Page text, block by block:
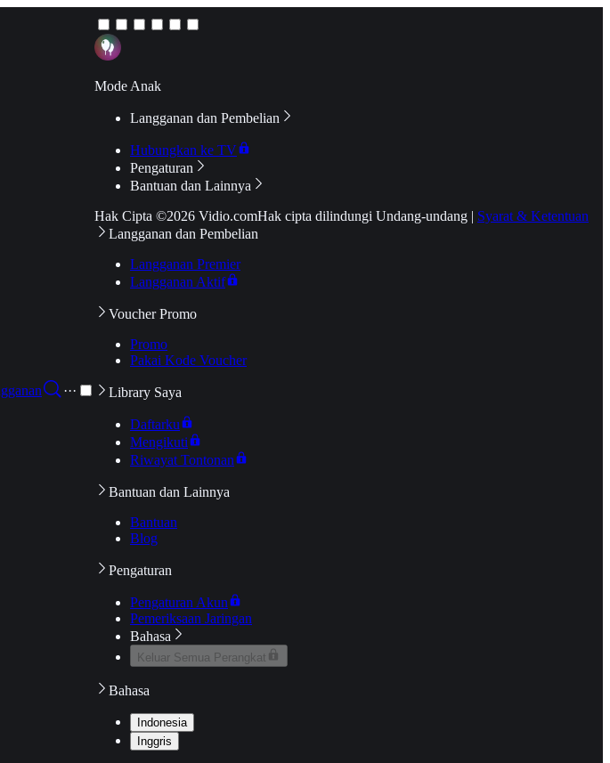
···
Mode Anak
Langganan dan Pembelian
Hubungkan ke TV
Pengaturan
Bantuan dan Lainnya
Hak Cipta ©2026 Vidio.comHak cipta dilindungi Undang-undang | Syarat & Ketentuan
Langganan dan Pembelian
Langganan Premier
Langganan Aktif
Voucher Promo
Promo
Pakai Kode Voucher
Library Saya
Daftarku
Mengikuti
Riwayat Tontonan
Bantuan dan Lainnya
Bantuan
Blog
Pengaturan
Pengaturan Akun
Pemeriksaan Jaringan
Bahasa
Keluar Semua Perangkat
Bahasa
Indonesia
Inggris